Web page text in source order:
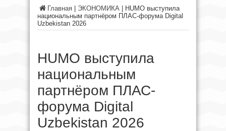
Главная ЭКОНОМИКА
HUMO выступила
национальным партнёром ПЛАС-форума Digital
Uzbekistan 2026
HUMO выступила
национальным
партнёром ПЛАС-
форума Digital
Uzbekistan 2026